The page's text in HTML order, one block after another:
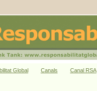
Global Canals Canal RSA